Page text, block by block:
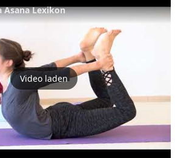
Asana Lexikon
Video laden